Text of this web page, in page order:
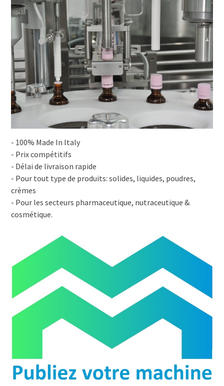
- 100% Made In Italy
- Prix compétitifs
- Délai de livraison rapide
- Pour tout type de produits: solides, liquides, poudres,
crèmes
- Pour les secteurs pharmaceutique, nutraceutique &
cosmétique.